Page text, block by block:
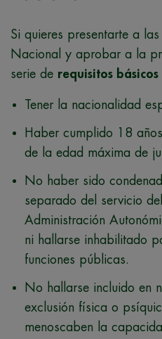
Si quieres presentarte a
Nacional y aprobar a la
serie de requisitos básicos
Tener la nacionalidad
Haber cumplido 18
de la edad máxima de
No haber sido
separado del servicio
Administración
ni hallarse inhabilitado
funciones públicas.
No hallarse incluido en
exclusión física o
menoscaben la